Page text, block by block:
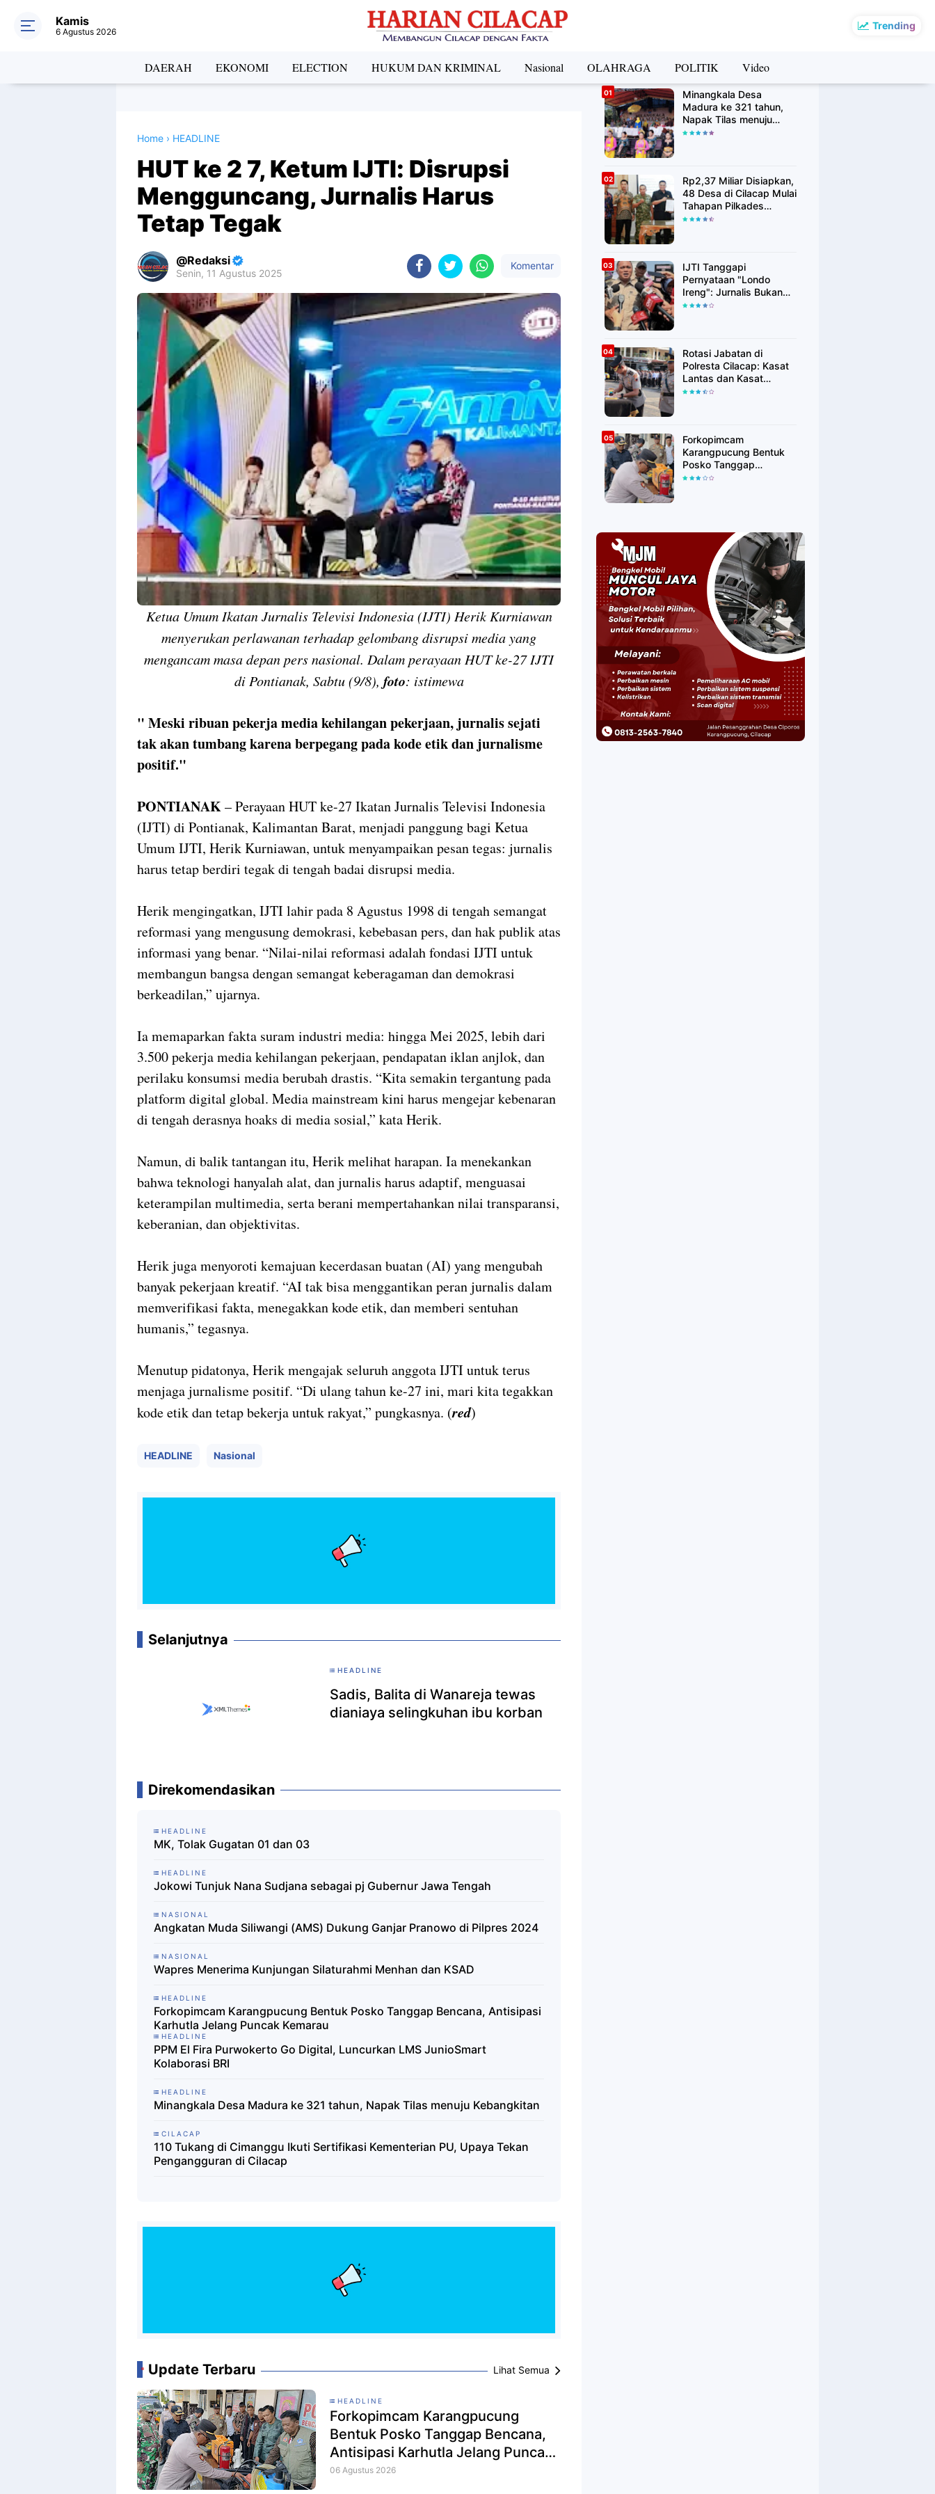
Trending
Kamis
6 Agustus 2026
DAERAH EKONOMI ELECTION HUKUM DAN KRIMINAL Nasional OLAHRAGA POLITIK Video
Home › HEADLINE
HUT ke 2 7, Ketum IJTI: Disrupsi
Mengguncang, Jurnalis Harus
Tetap Tegak
Redaksi
Senin, 11 Agustus 2025
Komentar
Premium
By
Raushan
Design
With
Shroff
Templates
Ketua Umum Ikatan Jurnalis Televisi Indonesia (IJTI) Herik Kurniawan
menyerukan perlawanan terhadap gelombang disrupsi media yang
mengancam masa depan pers nasional. Dalam perayaan HUT ke-27 IJTI
di Pontianak, Sabtu (9/8), foto: istimewa
" Meski ribuan pekerja media kehilangan pekerjaan, jurnalis sejati
tak akan tumbang karena berpegang pada kode etik dan jurnalisme
positif."
PONTIANAK– Perayaan HUT ke-27 Ikatan Jurnalis Televisi Indonesia
(IJTI) di Pontianak, Kalimantan Barat, menjadi panggung bagi Ketua
Umum IJTI, Herik Kurniawan, untuk menyampaikan pesan tegas: jurnalis
harus tetap berdiri tegak di tengah badai disrupsi media.
Herik mengingatkan, IJTI lahir pada 8 Agustus 1998 di tengah semangat
reformasi yang mengusung demokrasi, kebebasan pers, dan hak publik atas
informasi yang benar. “Nilai-nilai reformasi adalah fondasi IJTI untuk
membangun bangsa dengan semangat keberagaman dan demokrasi
berkeadilan,” ujarnya.
Ia memaparkan fakta suram industri media: hingga Mei 2025, lebih dari
3.500 pekerja media kehilangan pekerjaan, pendapatan iklan anjlok, dan
perilaku konsumsi media berubah drastis. “Kita semakin tergantung pada
platform digital global. Media mainstream kini harus mengejar kebenaran
di tengah derasnya hoaks di media sosial,” kata Herik.
Namun, di balik tantangan itu, Herik melihat harapan. Ia menekankan
bahwa teknologi hanyalah alat, dan jurnalis harus adaptif, menguasai
keterampilan multimedia, serta berani mempertahankan nilai transparansi,
keberanian, dan objektivitas.
Herik juga menyoroti kemajuan kecerdasan buatan (AI) yang mengubah
banyak pekerjaan kreatif. “AI tak bisa menggantikan peran jurnalis dalam
memverifikasi fakta, menegakkan kode etik, dan memberi sentuhan
humanis,” tegasnya.
Menutup pidatonya, Herik mengajak seluruh anggota IJTI untuk terus
menjaga jurnalisme positif. “Di ulang tahun ke-27 ini, mari kita tegakkan
kode etik dan tetap bekerja untuk rakyat,” pungkasnya. (red)
HEADLINE Nasional
Selanjutnya
HEADLINE
Sadis, Balita di Wanareja tewas
dianiaya selingkuhan ibu korban
Direkomendasikan
HEADLINE
MK, Tolak Gugatan 01 dan 03
HEADLINE
Jokowi Tunjuk Nana Sudjana sebagai pj Gubernur Jawa Tengah
NASIONAL
Angkatan Muda Siliwangi (AMS) Dukung Ganjar Pranowo di Pilpres 2024
NASIONAL
Wapres Menerima Kunjungan Silaturahmi Menhan dan KSAD
HEADLINE
Forkopimcam Karangpucung Bentuk Posko Tanggap Bencana, Antisipasi
Karhutla Jelang Puncak Kemarau
HEADLINE
PPM El Fira Purwokerto Go Digital, Luncurkan LMS JunioSmart
Kolaborasi BRI
HEADLINE
Minangkala Desa Madura ke 321 tahun, Napak Tilas menuju Kebangkitan
CILACAP
110 Tukang di Cimanggu Ikuti Sertifikasi Kementerian PU, Upaya Tekan
Pengangguran di Cilacap
Update Terbaru Lihat Semua
HEADLINE
Forkopimcam Karangpucung
Bentuk Posko Tanggap Bencana,
Antisipasi Karhutla Jelang Puncak
Kemarau
06 Agustus 2026
Arsip Berita
Minangkala Desa
Madura ke 321 tahun,
Napak Tilas menuju
Kebangkitan
Rp2,37 Miliar Disiapkan,
48 Desa di Cilacap Mulai
Tahapan Pilkades
Serentak Agustus 2026
IJTI Tanggapi
Pernyataan "Londo
Ireng": Jurnalis Bukan
Kaki Tangan Asing, Pers
Rotasi Jabatan di
Polresta Cilacap: Kasat
Lantas dan Kasat
Binmas Resmi Berganti
Forkopimcam
Karangpucung Bentuk
Posko Tanggap
Bencana, Antisipasi